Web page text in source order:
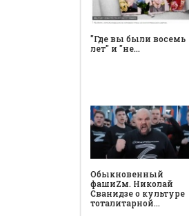
"Где вы были восемь
лет" и "не…
Обыкновенный
фашиZм. Николай
Сванидзе о культуре
тоталитарной…